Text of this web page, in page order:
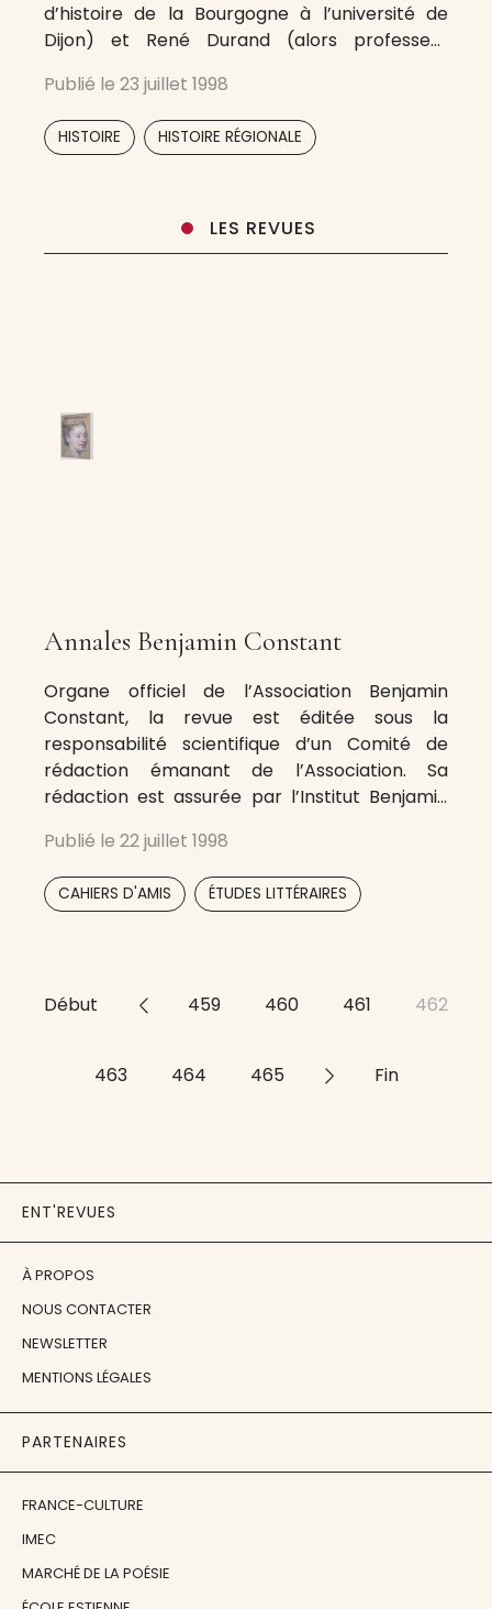
d’histoire de la Bourgogne à l’université de
Dijon) et René Durand (alors professeur
Les conditions qui ont présidé à la naissance
de la revue indiquaient, dans l’esprit de
Publié le 23 juillet 1998
HISTOIRE HISTOIRE RÉGIONALE
LES REVUES
Annales Benjamin Constant
Organe officiel de l’Association Benjamin
Constant, la revue est éditée sous la
responsabilité scientifique d’un Comité de
rédaction émanant de l’Association. Sa
rédaction est assurée par l’Institut Benjamin
Cordey et Étienne Hofmann et paraît
annuellement. Elle comprend des articles en
rapport avec la vie et l’œuvre
Publié le 22 juillet 1998
CAHIERS D'AMIS ÉTUDES LITTÉRAIRES
Début << 459 460 461 462
463 464 465 >> Fin
ENT'REVUES
À PROPOS
NOUS CONTACTER
NEWSLETTER
MENTIONS LÉGALES
PARTENAIRES
FRANCE-CULTURE
IMEC
MARCHÉ DE LA POÉSIE